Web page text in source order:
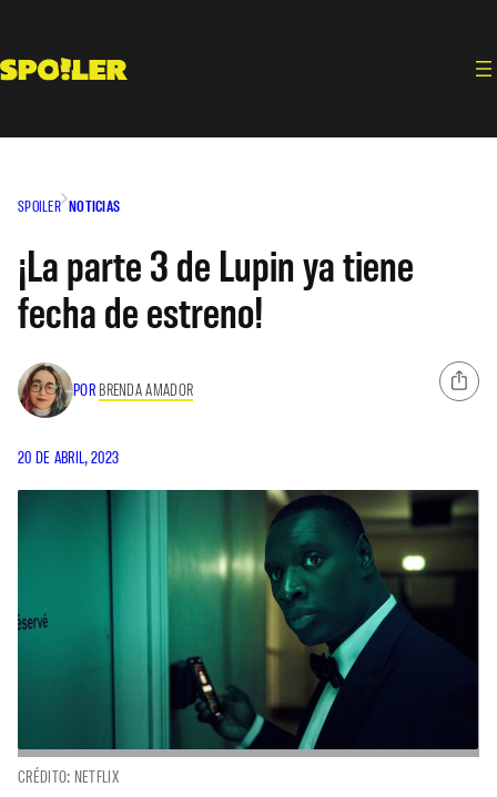
contenido
SPOILER NOTICIAS
¡La parte 3 de Lupin ya tiene
fecha de estreno!
POR BRENDA AMADOR
20 DE ABRIL, 2023
CRÉDITO: NETFLIX